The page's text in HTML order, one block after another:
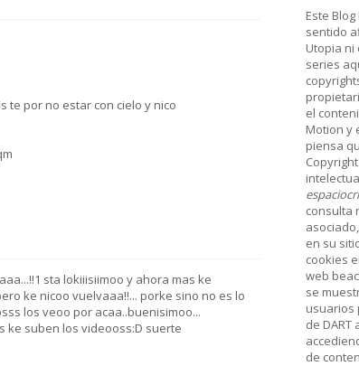
te por no estar con cielo y nico
sta lokiiisiimoo y ahora mas ke
ke nicoo vuelvaaa!!... porke sino no es lo
los veoo por acaa..buenisimoo...
ke suben los videooss:D suerte
Este
sentido
Utopia
series
el
Motion y
piensa
consulta
en su
cookies
web
se
usuarios
de
de